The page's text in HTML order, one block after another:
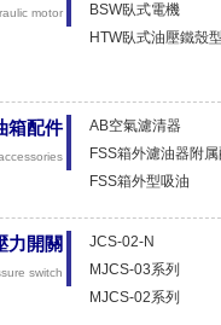
motor
BSW臥式電機
HTW臥式油壓鐵殼
箱配件
AB空氣濾清器
FSS箱外濾油器附
FSS箱外型吸油
力開關
switch
JCS-02-N
MJCS-03系列
MJCS-02系列